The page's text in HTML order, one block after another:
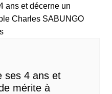
ses 4 ans et
mérite à